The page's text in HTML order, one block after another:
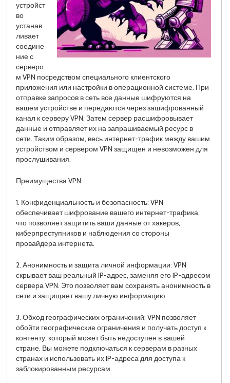
устройст
во
устанав
ливает
соедине
ние с
серверо
м VPN посредством специального клиентского
приложения или настройки в операционной системе. При
отправке запросов в сеть все данные шифруются на
вашем устройстве и передаются через зашифрованный
канал к серверу VPN. Затем сервер расшифровывает
данные и отправляет их на запрашиваемый ресурс в
сети. Таким образом, весь интернет-трафик между вашим
устройством и сервером VPN защищен и невозможен для
прослушивания.
Преимущества VPN:
1. Конфиденциальность и безопасность: VPN
обеспечивает шифрование вашего интернет-трафика,
что позволяет защитить ваши данные от хакеров,
киберпреступников и наблюдения со стороны
провайдера интернета.
2. Анонимность и защита личной информации: VPN
скрывает ваш реальный IP-адрес, заменяя его IP-адресом
сервера VPN. Это позволяет вам сохранять анонимность в
сети и защищает вашу личную информацию.
3. Обход географических ограничений: VPN позволяет
обойти географические ограничения и получать доступ к
контенту, который может быть недоступен в вашей
стране. Вы можете подключаться к серверам в разных
странах и использовать их IP-адреса для доступа к
заблокированным ресурсам.